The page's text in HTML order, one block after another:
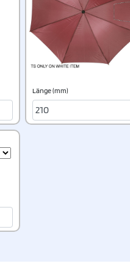
Länge (mm)